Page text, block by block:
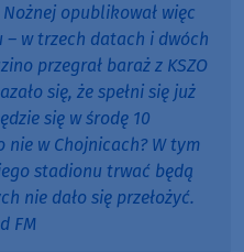
opublikował więc
w trzech datach i dwóch
przegrał baraż z KSZO
się, że spełni się już
się w środę 10
nie w Chojnicach? W tym
stadionu trwać będą
nie dało się przełożyć.
FM